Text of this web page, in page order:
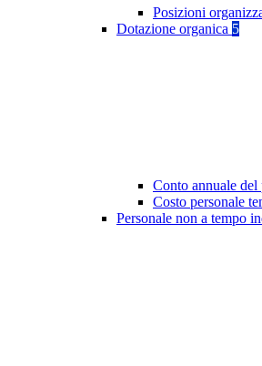
Posizioni
Dotazione organica 5
Conto annuale del
Costo personale
Personale non a tempo